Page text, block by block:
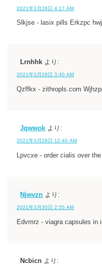
2021年3月26日 4:17 AM
Slkjse - lasix pills Erkzpc
Lrnhhk より:
2021年3月28日 3:40 AM
Qzffkx - zithropls.com
Jqwwok より:
2021年3月29日 12:40 AM
Lpvcxe - order cialis over
Njwvzn より:
2021年3月30日 2:55 AM
Edvmrz - viagra capsules in
Ncbicn より: